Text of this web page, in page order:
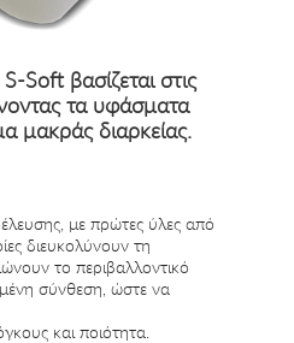
Soft βασίζεται στις
τα υφάσματα
μακράς διαρκείας.
με πρώτες ύλες από
διευκολύνουν τη
το περιβαλλοντικό
σύνθεση, ώστε να
και ποιότητα.